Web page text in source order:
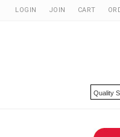
LOGIN JOIN CART